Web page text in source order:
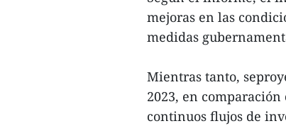
mejoras en las
medidas
Mientras tanto,
2023, en
continuos flujos de